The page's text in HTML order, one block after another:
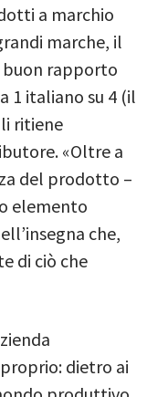
a marchio
marche, il
buon rapporto
1 italiano su 4 (il
ritiene
«Oltre a
del prodotto –
elemento
che,
di ciò che
dietro ai